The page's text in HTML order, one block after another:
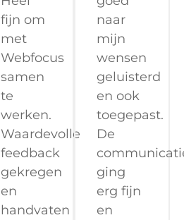
fijn om
met
Webfocus
samen
te
werken.
Waardevolle
feedback
gekregen
en
handvaten
naar
mijn
wensen
geluisterd
en ook
toegepast.
De
ging
erg fijn
en